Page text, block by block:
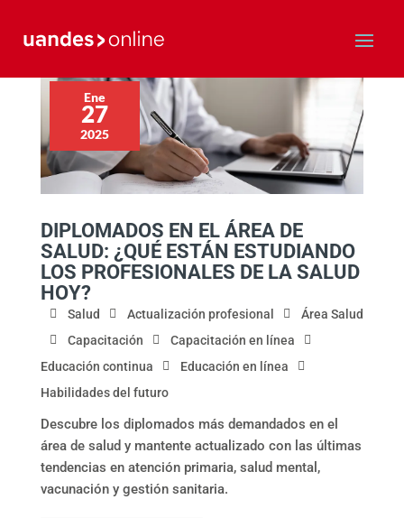
DIPLOMADOS EN EL ÁREA DE
SALUD: ¿QUÉ ESTÁN ESTUDIANDO
LOS PROFESIONALES DE LA SALUD
HOY?
Salud Actualización profesional
Área Salud
Capacitación
Capacitación en línea
Educación continua
Educación en línea
Habilidades del futuro
Descubre los diplomados más demandados en el
área de salud y mantente actualizado con las últimas
tendencias en atención primaria, salud mental,
vacunación y gestión sanitaria.
Ene
27
2025